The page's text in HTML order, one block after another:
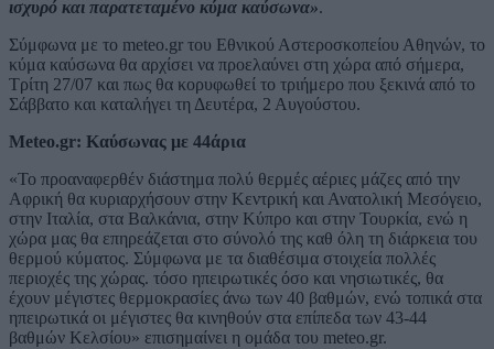
ισχυρό και παρατεταμένο κύμα καύσωνα».
Σύμφωνα με το meteo.gr του Εθνικού Αστεροσκοπείου Αθηνών, το
κύμα καύσωνα θα αρχίσει να προελαύνει στη χώρα από σήμερα,
Τρίτη 27/07 και πως θα κορυφωθεί το τριήμερο που ξεκινά από το
Σάββατο και καταλήγει τη Δευτέρα, 2 Αυγούστου.
Meteo.gr: Καύσωνας με 44άρια
«Το προαναφερθέν διάστημα πολύ θερμές αέριες μάζες από την
Αφρική θα κυριαρχήσουν στην Κεντρική και Ανατολική Μεσόγειο,
στην Ιταλία, στα Βαλκάνια, στην Κύπρο και στην Τουρκία, ενώ η
χώρα μας θα επηρεάζεται στο σύνολό της καθ όλη τη διάρκεια του
θερμού κύματος. Σύμφωνα με τα διαθέσιμα στοιχεία πολλές
περιοχές της χώρας. τόσο ηπειρωτικές όσο και νησιωτικές, θα
έχουν μέγιστες θερμοκρασίες άνω των 40 βαθμών, ενώ τοπικά στα
ηπειρωτικά οι μέγιστες θα κινηθούν στα επίπεδα των 43-44
βαθμών Κελσίου» επισημαίνει η ομάδα του meteo.gr.